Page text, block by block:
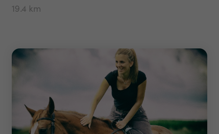
19.4 km